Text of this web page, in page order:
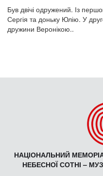
Був двічі одружений. Із
Сергія та доньку Юлію. У
дружини Веронікою..
НАЦІОНАЛЬНИЙ
НЕБЕСНОЇ СОТНІ –